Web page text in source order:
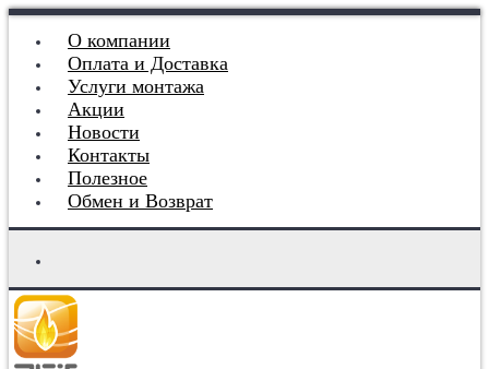
О компании
Оплата и Доставка
Услуги монтажа
Акции
Новости
Контакты
Полезное
Обмен и Возврат